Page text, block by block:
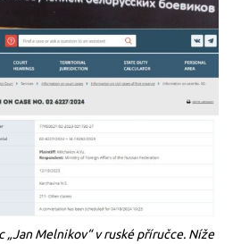
„Jan Melnikov“ v ruské příručce. Níže